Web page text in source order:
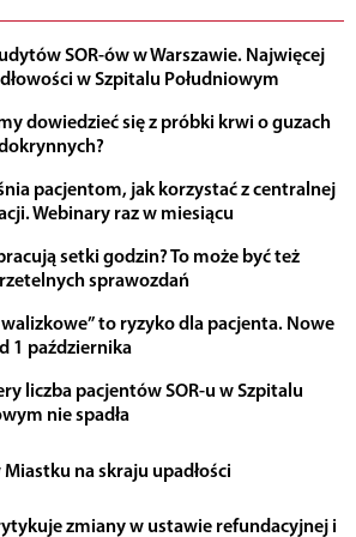
SOR-ów w Warszawie. Najwięcej
w Szpitalu Południowym
dowiedzieć się z próbki krwi o guzach
pacjentom, jak korzystać z centralnej
Webinary raz w miesiącu
setki godzin? To może być też
sprawozdań
to ryzyko dla pacjenta. Nowe
1 października
liczba pacjentów SOR-u w Szpitalu
nie spadła
na skraju upadłości
zmiany w ustawie refundacyjnej i